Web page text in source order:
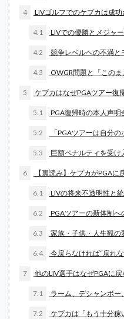
4 LIVゴルフでのケプカは成功
4.1 LIVでの優勝とメジャ
4.2 競争レベルへの不満と
4.3 OWGR問題と「この
5 ケプカはなぜPGAツアー復
5.1 PGA復帰時の本人声明
5.2 「PGAツアーは自分
5.3 巨額ペナルティを受け
6 【裏読み】ケプカがPGA
6.1 LIVの将来不透明性と
6.2 PGAツアーの新体制へ
6.3 家族・子供・人生観の
6.4 今戻らなければ“戻れ
7 他のLIV選手はなぜPGAに
7.1 ラーム、デシャンボー
7.2 ケプカは「もう十分稼